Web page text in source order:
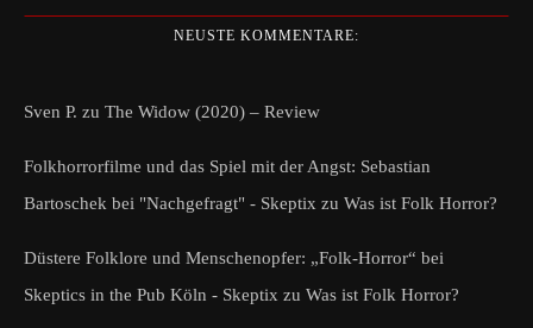
NEUSTE KOMMENTARE:
Sven P. zu The Widow (2020) – Review
Folkhorrorfilme und das Spiel mit der Angst: Sebastian
Bartoschek bei "Nachgefragt" - Skeptix zu Was ist Folk Horror?
Düstere Folklore und Menschenopfer: „Folk-Horror“ bei
Skeptics in the Pub Köln - Skeptix zu Was ist Folk Horror?